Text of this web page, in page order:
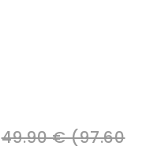
49.90 € (97.60